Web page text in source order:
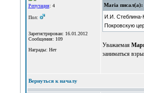
Репутация: 4
Пол:
Зарегистрирован: 16.01.2012
Сообщения: 109
Награды: Нет
Maria писал(а):
И.И. Стеблина-
Покровскую
Уважаемая
заниматься
Вернуться к началу